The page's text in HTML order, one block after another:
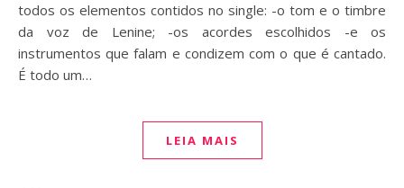
todos os elementos contidos no single: -o tom e o timbre
da voz de Lenine; -os acordes escolhidos -e os
instrumentos que falam e condizem com o que é cantado.
É todo um…
LEIA MAIS